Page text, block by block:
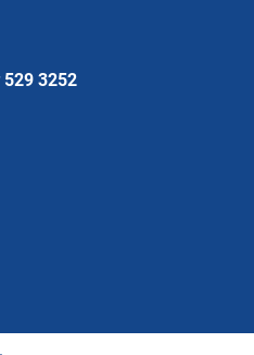
529 3252